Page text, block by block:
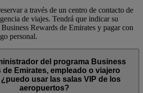
a través de un centro de contacto de
de viajes. Tendrá que indicar su
Rewards de Emirates y pagar con
personal.
del programa Business
de Emirates, empleado o viajero
usar las salas VIP de los
aeropuertos?